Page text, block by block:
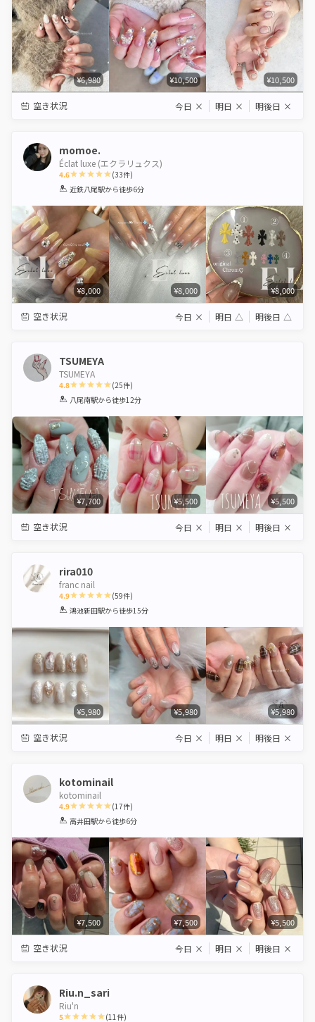
¥6,980 ¥10,500 ¥10,500
空き状況 今日 × 明日 × 明後日 ×
momoe.
Éclat luxe (エクラリュクス)
4.6
1 2 3 4 5
(33件)
近鉄八尾駅から徒歩6分
¥8,000 ¥8,000 ¥8,000
空き状況 今日 × 明日 △ 明後日 △
TSUMEYA
TSUMEYA
4.8
1 2 3 4 5
(25件)
八尾南駅から徒歩12分
¥7,700 ¥5,500 ¥5,500
空き状況 今日 × 明日 × 明後日 ×
rira010
franc nail
4.9
1 2 3 4 5
(59件)
鴻池新田駅から徒歩15分
¥5,980 ¥5,980 ¥5,980
空き状況 今日 × 明日 × 明後日 ×
kotominail
kotominail
4.9
1 2 3 4 5
(17件)
高井田駅から徒歩6分
¥7,500 ¥7,500 ¥5,500
空き状況 今日 × 明日 × 明後日 ×
Riu.n_sari
Riu'n
5 (11件)